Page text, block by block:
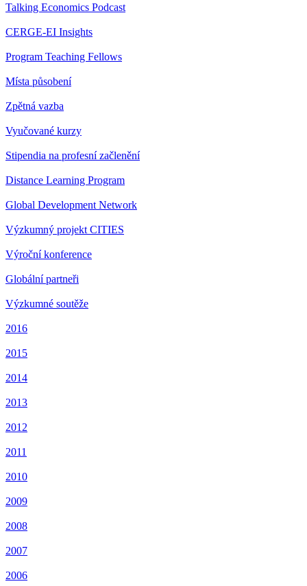
Talking Economics Podcast
CERGE-EI Insights
Program Teaching Fellows
Místa působení
Zpětná vazba
Vyučované kurzy
Stipendia na profesní začlenění
Distance Learning Program
Global Development Network
Výzkumný projekt CITIES
Výroční konference
Globální partneři
Výzkumné soutěže
2016
2015
2014
2013
2012
2011
2010
2009
2008
2007
2006